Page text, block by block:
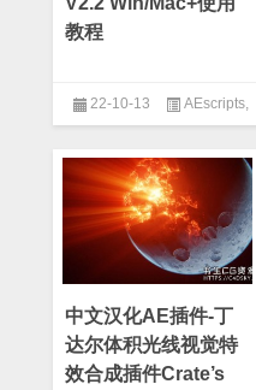
教程
22-10-13 AEscripts,
中文汉化AE插件-丁
达尔体积光线视觉特
效合成插件Crate’s